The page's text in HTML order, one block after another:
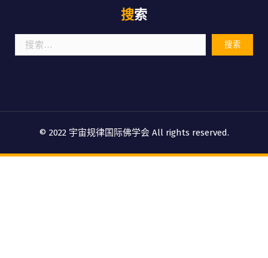
搜索
© 2022 宇宙规律国际佛学会 All rights reserved.